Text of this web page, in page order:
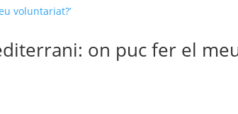
on puc fer el